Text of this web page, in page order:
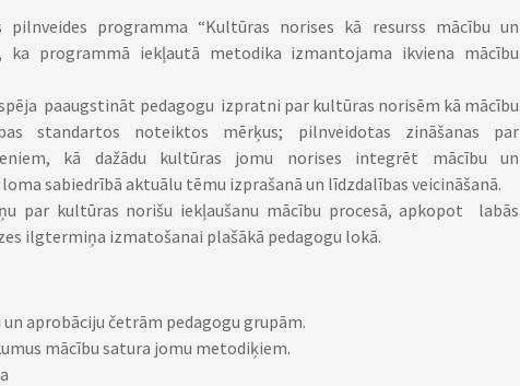
programma “Kultūras norises kā resurss mācību un
ka programmā iekļautā metodika izmantojama ikviena mācību
paaugstināt pedagogu izpratni par kultūras norisēm kā mācību
standartos noteiktos mērķus; pilnveidotas zināšanas par
kā dažādu kultūras jomu norises integrēt mācību un
sabiedrībā aktuālu tēmu izprašanā un līdzdalības veicināšanā.
par kultūras norišu iekļaušanu mācību procesā, apkopot labās
ilgtermiņa izmatošanai plašākā pedagogu lokā.
aprobāciju četrām pedagogu grupām.
mācību satura jomu metodiķiem.